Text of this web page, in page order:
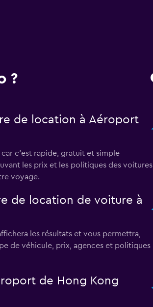
?
de location à Aéroport
c'est rapide, gratuit et simple
les prix et les politiques des voitures
voyage.
de location de voiture à
les résultats et vous permettra,
de véhicule, prix, agences et politiques
de Hong Kong